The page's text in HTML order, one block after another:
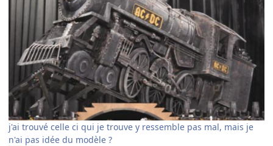
j'ai trouvé celle ci qui je trouve y ressemble pas mal, mais je
n'ai pas idée du modèle ?